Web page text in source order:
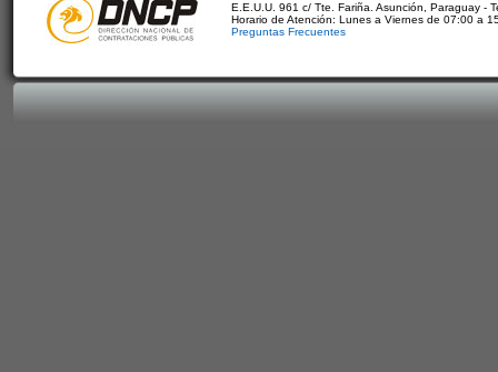
E.E.U.U. 961 c/ Tte. Fariña. Asunción, Paraguay -
Horario de Atención: Lunes a Viernes de 07:00 a
Preguntas Frecuentes